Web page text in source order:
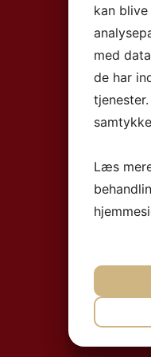
kan
med
de har
Læs